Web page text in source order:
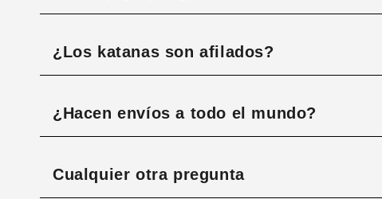
¿Los katanas son afilados?
¿Hacen envíos a todo el mundo?
Cualquier otra pregunta